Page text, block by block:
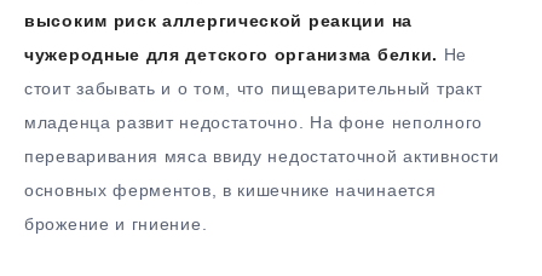
высоким риск аллергической реакции на
чужеродные для детского организма белки. Не
стоит забывать и о том, что пищеварительный тракт
младенца развит недостаточно. На фоне неполного
переваривания мяса ввиду недостаточной активности
основных ферментов, в кишечнике начинается
брожение и гниение.